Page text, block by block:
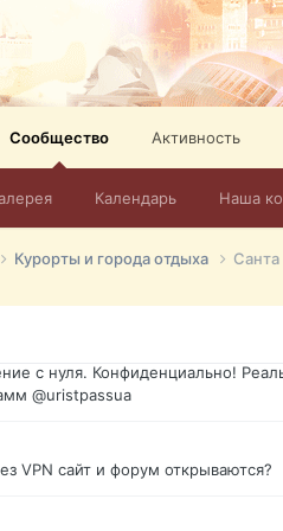
Сообщество
Календарь Наша
Активность
Курорты и города отдыха
видеотека + 10.000 фильмов и
mir-tv.club/television-in-spain.html
как удалить свой аккаунт из
с нуля. Конфиденциально!
@uristpassua
VPN сайт и форум открываются?